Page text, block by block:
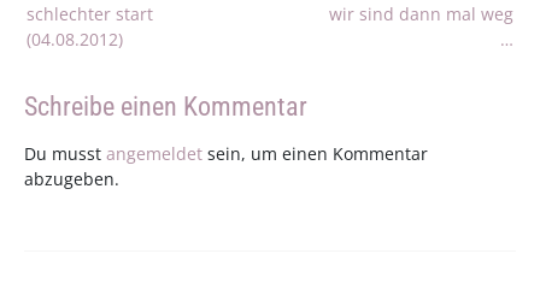
wir sind dann mal weg
…
schlechter start
(04.08.2012)
Schreibe einen Kommentar
Du musst angemeldet sein, um einen Kommentar
abzugeben.